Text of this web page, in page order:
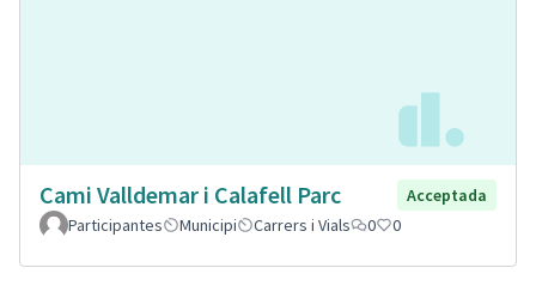
Cami Valldemar i Calafell Parc
Acceptada
Participantes
Municipi Carrers i Vials 0 0